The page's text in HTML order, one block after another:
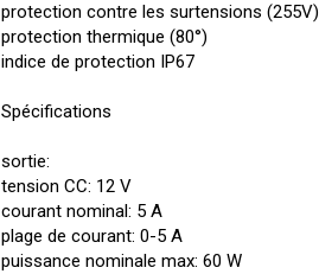
protection contre les surtensions (255V)
protection thermique (80°)
indice de protection IP67
Spécifications
sortie:
tension CC: 12 V
courant nominal: 5 A
plage de courant: 0-5 A
puissance nominale max: 60 W